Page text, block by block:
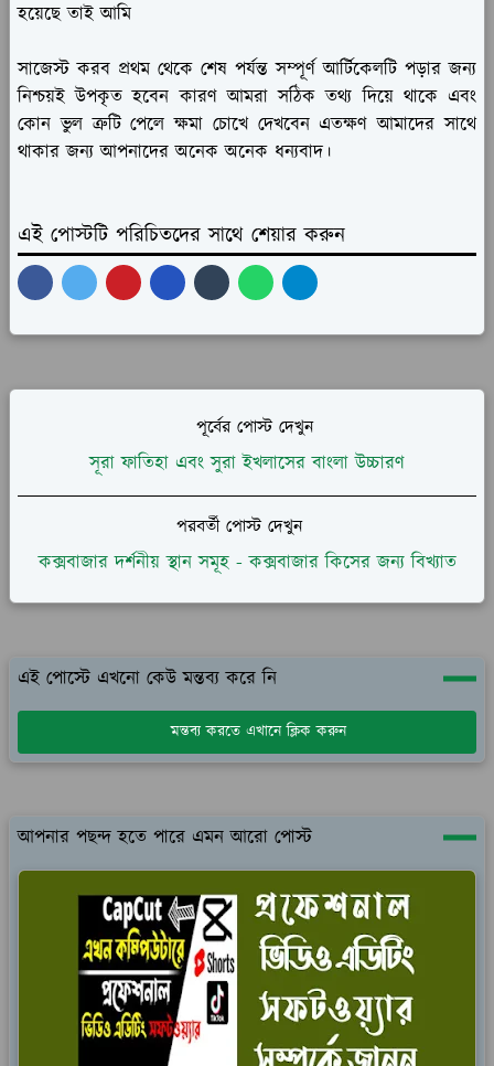
হয়েছে তাই আমি
সাজেস্ট করব প্রথম থেকে শেষ পর্যন্ত সম্পূর্ণ আর্টিকেলটি পড়ার জন্য
নিশ্চয়ই উপকৃত হবেন কারণ আমরা সঠিক তথ্য দিয়ে থাকে এবং
কোন ভুল ত্রুটি পেলে ক্ষমা চোখে দেখবেন এতক্ষণ আমাদের সাথে
থাকার জন্য আপনাদের অনেক অনেক ধন্যবাদ।
এই পোস্টটি পরিচিতদের সাথে শেয়ার করুন
পূর্বের পোস্ট দেখুন
সূরা ফাতিহা এবং সুরা ইখলাসের বাংলা উচ্চারণ
পরবর্তী পোস্ট দেখুন
কক্সবাজার দর্শনীয় স্থান সমূহ - কক্সবাজার কিসের জন্য বিখ্যাত
এই পোস্টে এখনো কেউ মন্তব্য করে নি
মন্তব্য করতে এখানে ক্লিক করুন
আপনার পছন্দ হতে পারে এমন আরো পোস্ট